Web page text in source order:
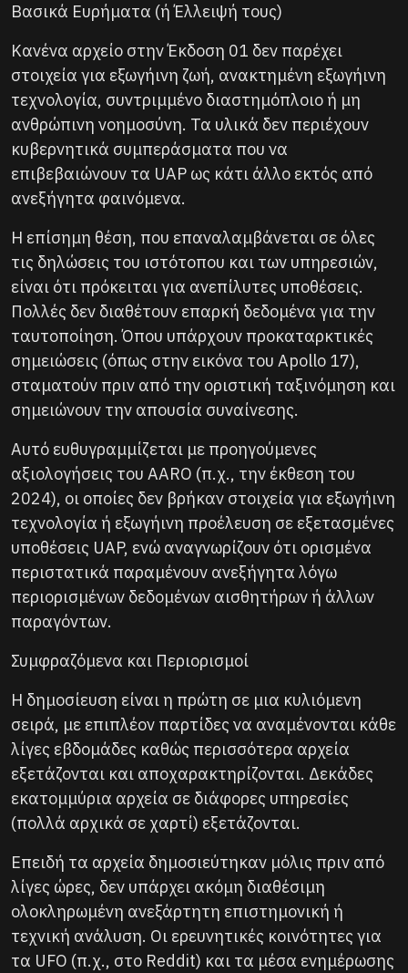
Βασικά Ευρήματα (ή Έλλειψή τους)
Κανένα αρχείο στην Έκδοση 01 δεν παρέχει
στοιχεία για εξωγήινη ζωή, ανακτημένη εξωγήινη
τεχνολογία, συντριμμένο διαστημόπλοιο ή μη
ανθρώπινη νοημοσύνη. Τα υλικά δεν περιέχουν
κυβερνητικά συμπεράσματα που να
επιβεβαιώνουν τα UAP ως κάτι άλλο εκτός από
ανεξήγητα φαινόμενα.
Η επίσημη θέση, που επαναλαμβάνεται σε όλες
τις δηλώσεις του ιστότοπου και των υπηρεσιών,
είναι ότι πρόκειται για ανεπίλυτες υποθέσεις.
Πολλές δεν διαθέτουν επαρκή δεδομένα για την
ταυτοποίηση. Όπου υπάρχουν προκαταρκτικές
σημειώσεις (όπως στην εικόνα του Apollo 17),
σταματούν πριν από την οριστική ταξινόμηση και
σημειώνουν την απουσία συναίνεσης.
Αυτό ευθυγραμμίζεται με προηγούμενες
αξιολογήσεις του AARO (π.χ., την έκθεση του
2024), οι οποίες δεν βρήκαν στοιχεία για εξωγήινη
τεχνολογία ή εξωγήινη προέλευση σε εξετασμένες
υποθέσεις UAP, ενώ αναγνωρίζουν ότι ορισμένα
περιστατικά παραμένουν ανεξήγητα λόγω
περιορισμένων δεδομένων αισθητήρων ή άλλων
παραγόντων.
Συμφραζόμενα και Περιορισμοί
Η δημοσίευση είναι η πρώτη σε μια κυλιόμενη
σειρά, με επιπλέον παρτίδες να αναμένονται κάθε
λίγες εβδομάδες καθώς περισσότερα αρχεία
εξετάζονται και αποχαρακτηρίζονται. Δεκάδες
εκατομμύρια αρχεία σε διάφορες υπηρεσίες
(πολλά αρχικά σε χαρτί) εξετάζονται.
Επειδή τα αρχεία δημοσιεύτηκαν μόλις πριν από
λίγες ώρες, δεν υπάρχει ακόμη διαθέσιμη
ολοκληρωμένη ανεξάρτητη επιστημονική ή
τεχνική ανάλυση. Οι ερευνητικές κοινότητες για
τα UFO (π.χ., στο Reddit) και τα μέσα ενημέρωσης